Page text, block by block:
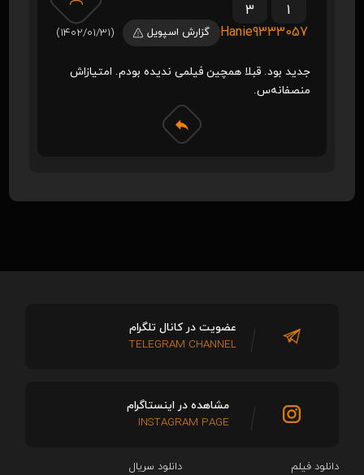
3
1
Hanie9333057
گزارش اسپویل (1402/01/31)
جدید بود. قبلا همچین فیلمی ندیده بودم.‌ امتیازاش
منصفانه‌س.
دانلود فیلم
دانلود سریال‌
عضویت در کانال تلگرام
TELEGRAM CHANNEL
مشاهده در اینستاگرام
INSTAGRAM PAGE